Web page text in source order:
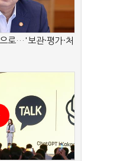
로…'보관·평가·처